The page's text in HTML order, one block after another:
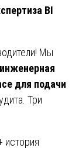
BI
Мы
инженерная
для подачи
Три
история